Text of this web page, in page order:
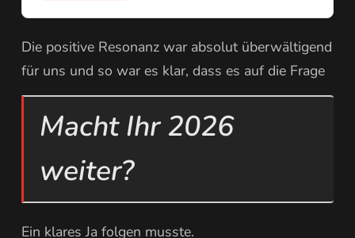
Die positive Resonanz war absolut überwältigend
für uns und so war es klar, dass es auf die Frage
Macht Ihr 2026
weiter?
Ein klares Ja folgen musste.